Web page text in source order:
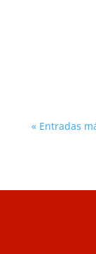
« Entradas